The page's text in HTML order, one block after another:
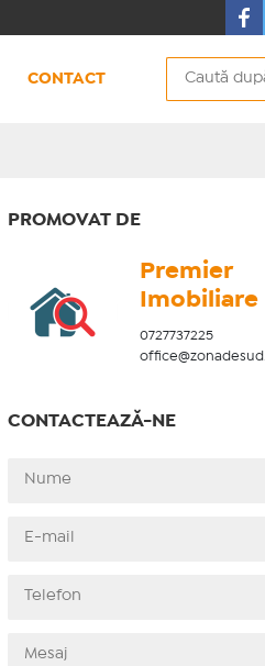
CONTACT
PROMOVAT DE
Premier
Imobiliare
0727737225
CONTACTEAZĂ-NE